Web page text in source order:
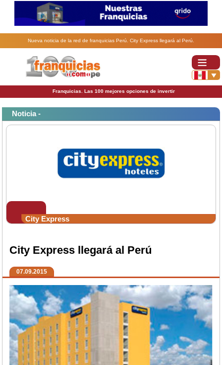
Nueva noticia de la red de franquicias Perú. City Express llegará al Perú.
Franquicias. Las 100 mejores opciones de invertir
Noticia -
City Express
City Express llegará al Perú
07.09.2015